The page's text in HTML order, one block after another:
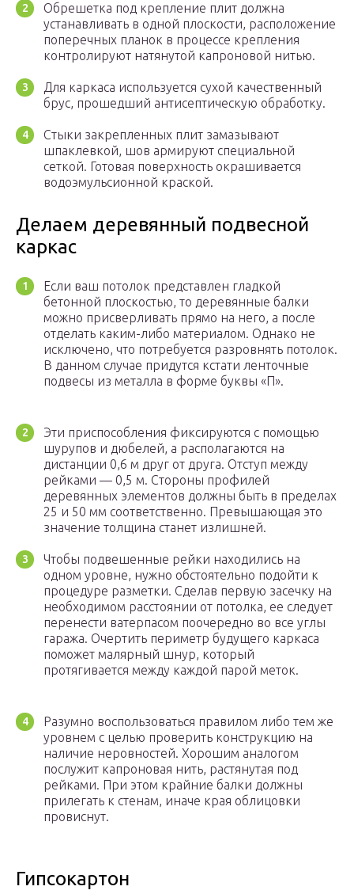
Обрешетка под крепление плит должна
устанавливать в одной плоскости, расположение
поперечных планок в процессе крепления
контролируют натянутой капроновой нитью.
Для каркаса используется сухой качественный
брус, прошедший антисептическую обработку.
Стыки закрепленных плит замазывают
шпаклевкой, шов армируют специальной
сеткой. Готовая поверхность окрашивается
водоэмульсионной краской.
Делаем деревянный подвесной
каркас
Если ваш потолок представлен гладкой
бетонной плоскостью, то деревянные балки
можно присверливать прямо на него, а после
отделать каким-либо материалом. Однако не
исключено, что потребуется разровнять потолок.
В данном случае придутся кстати ленточные
подвесы из металла в форме буквы «П».
Эти приспособления фиксируются с помощью
шурупов и дюбелей, а располагаются на
дистанции 0,6 м друг от друга. Отступ между
рейками — 0,5 м. Стороны профилей
деревянных элементов должны быть в пределах
25 и 50 мм соответственно. Превышающая это
значение толщина станет излишней.
Чтобы подвешенные рейки находились на
одном уровне, нужно обстоятельно подойти к
процедуре разметки. Сделав первую засечку на
необходимом расстоянии от потолка, ее следует
перенести ватерпасом поочередно во все углы
гаража. Очертить периметр будущего каркаса
поможет малярный шнур, который
протягивается между каждой парой меток.
Разумно воспользоваться правилом либо тем же
уровнем с целью проверить конструкцию на
наличие неровностей. Хорошим аналогом
послужит капроновая нить, растянутая под
рейками. При этом крайние балки должны
прилегать к стенам, иначе края облицовки
провиснут.
Гипсокартон